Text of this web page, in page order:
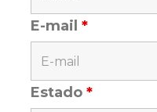
E-mail*
Estado*